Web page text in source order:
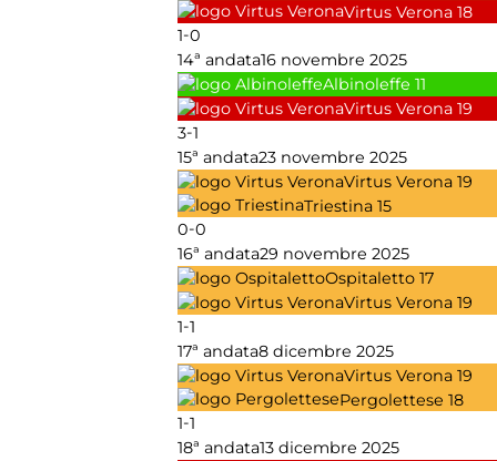
Virtus Verona 18
1-0
14ª andata16 novembre 2025
Albinoleffe 11
Virtus Verona 19
3-1
15ª andata23 novembre 2025
Virtus Verona 19
Triestina 15
0-0
16ª andata29 novembre 2025
Ospitaletto 17
Virtus Verona 19
1-1
17ª andata8 dicembre 2025
Virtus Verona 19
Pergolettese 18
1-1
18ª andata13 dicembre 2025